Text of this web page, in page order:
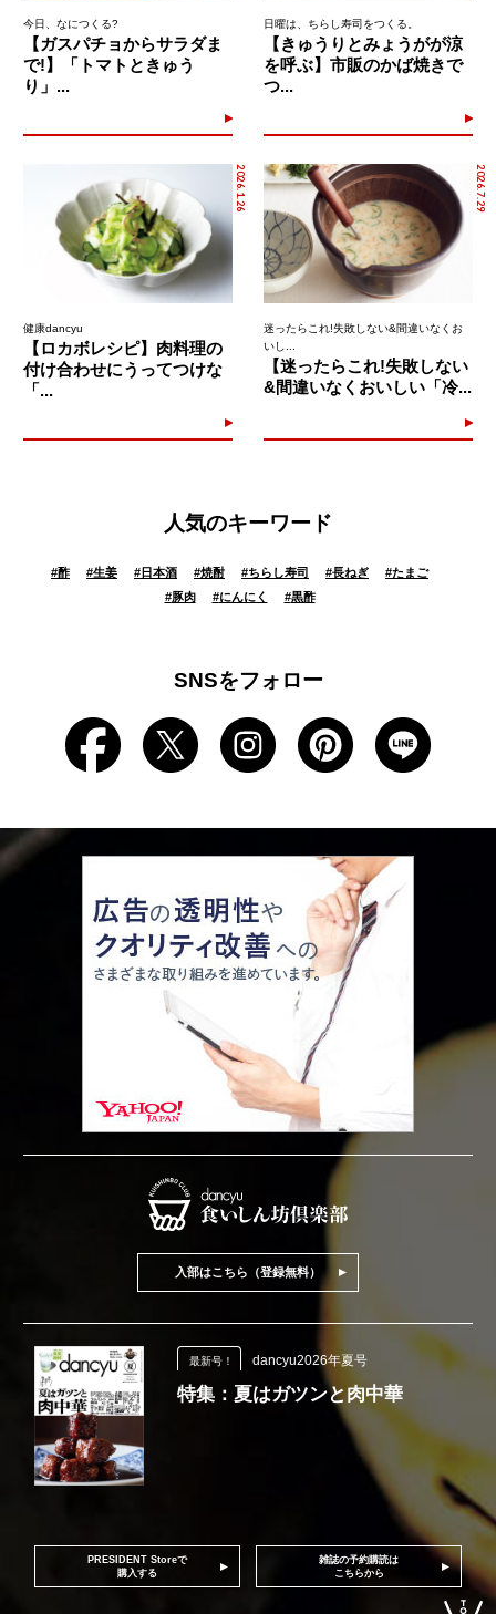
今日、なにつくる?
【ガスパチョからサラダま
で!】「トマトときゅう
り」...
日曜は、ちらし寿司をつくる。
【きゅうりとみょうがが涼
を呼ぶ】市販のかば焼きで
つ...
2026.1.26
健康dancyu
【ロカボレシピ】肉料理の
付け合わせにうってつけな
「...
2026.7.29
迷ったらこれ!失敗しない&間違いなくお
いし...
【迷ったらこれ!失敗しない
&間違いなくおいしい「冷...
人気のキーワード
#酢 #生姜 #日本酒 #焼酎 #ちらし寿司 #長ねぎ #たまご
#豚肉 #にんにく #黒酢
SNSをフォロー
入部はこちら（登録無料）
最新号！ dancyu2026年夏号
特集：夏はガツンと肉中華
PRESIDENT Storeで
購入する
雑誌の予約購読は
こちらから